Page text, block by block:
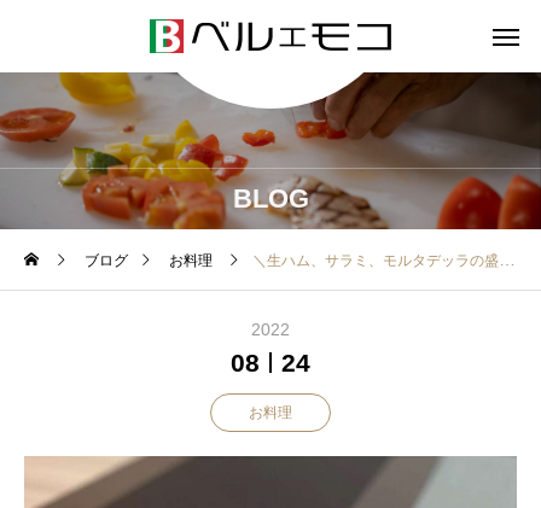
BLOG
ブログ お料理 ＼生ハム、サラミ、モルタデッラの盛り合わせ チーズ風味のバイステック添え
2022
08 24
お料理